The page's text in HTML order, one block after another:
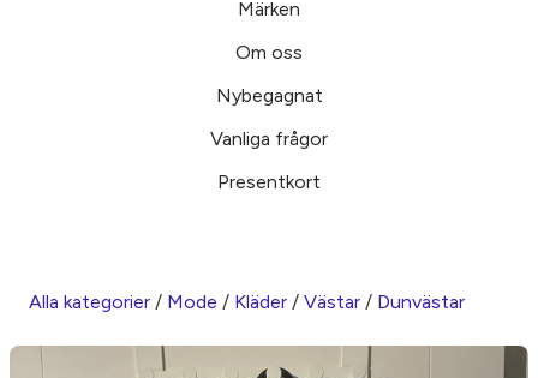
Märken
Om oss
Nybegagnat
Vanliga frågor
Presentkort
Alla kategorier / Mode / Kläder / Västar / Dunvästar